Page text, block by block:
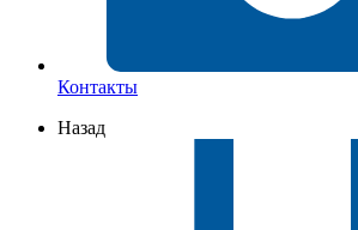
Контакты
Назад